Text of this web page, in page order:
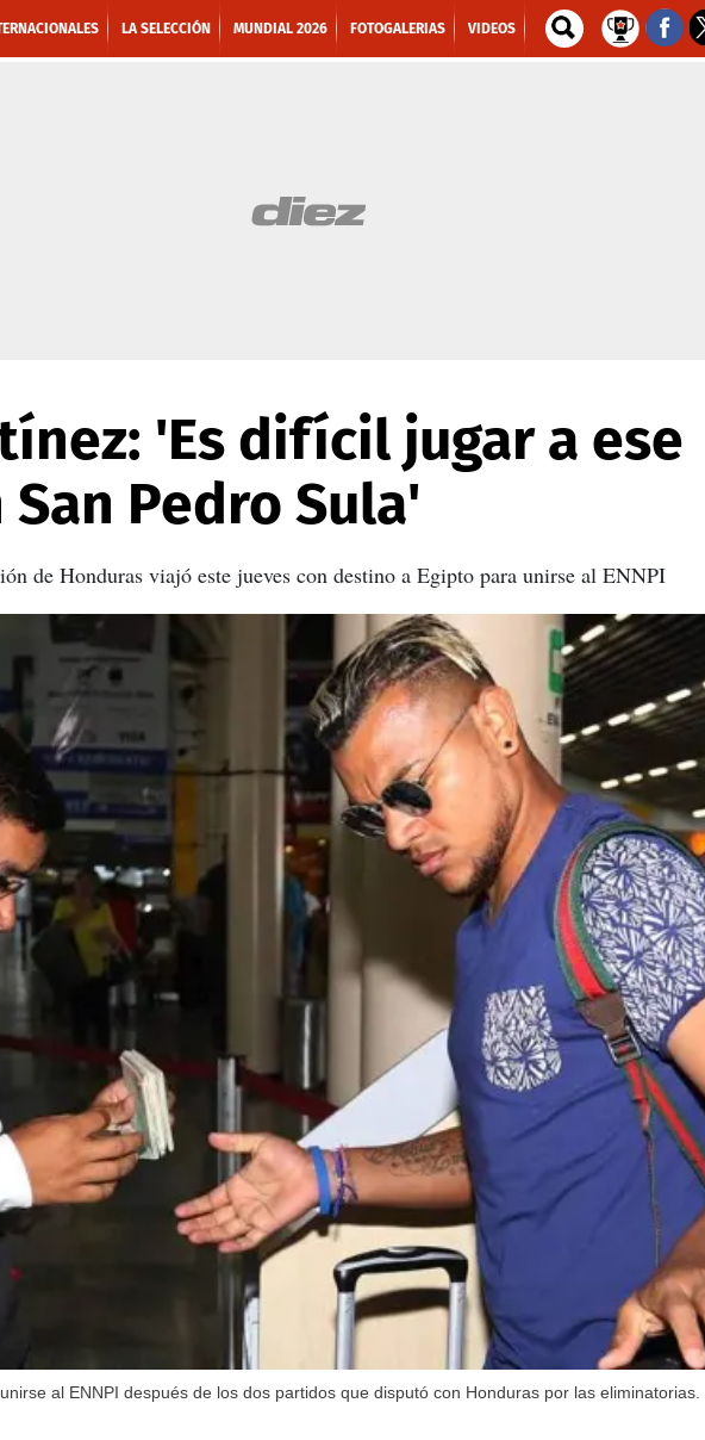
LA SELECCIÓN MUNDIAL 2026 FOTOGALERIAS VIDEOS
'Es difícil jugar a ese
Pedro Sula'
de Honduras viajó este jueves con destino a Egipto para unirse al ENNPI
al ENNPI después de los dos partidos que disputó con Honduras por las